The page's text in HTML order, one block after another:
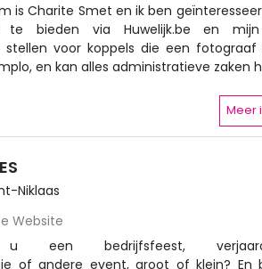
is Charite Smet en ik ben
te bieden via Huwelijk.be en
stellen voor koppels die een fotograaf
en kan alles administratieve zaken
Meer
Niklaas
Website
u een bedrijfsfeest,
of andere event, groot of klein? En